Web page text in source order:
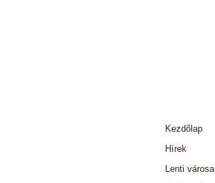
Kezdõlap
Hírek
Lenti városa